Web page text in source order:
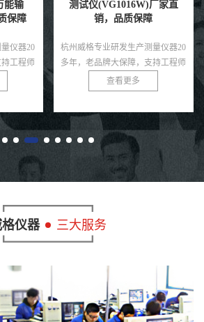
家直
仪器20
工程师
数测量仪 测试仪器生产厂
家 老品牌保障
杭州威格专业研发生产测量仪器20
多年，老品牌大保障，支持工程师
查看更多
格仪器 三大服务